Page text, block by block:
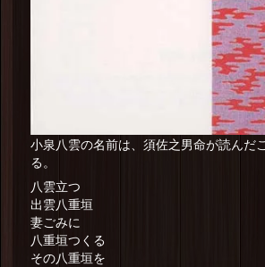
小泉八雲の名前は、須佐之男命が読んだ
る。
八雲立つ
出雲八重垣
妻ごみに
八重垣つくる
その八重垣を